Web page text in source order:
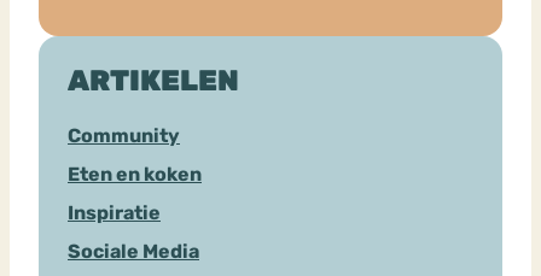
ARTIKELEN
Community
Eten en koken
Inspiratie
Sociale Media